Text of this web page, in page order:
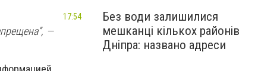
—
Без води залишилися
мешканці кількох районів
Дніпра: названо адреси
17:54